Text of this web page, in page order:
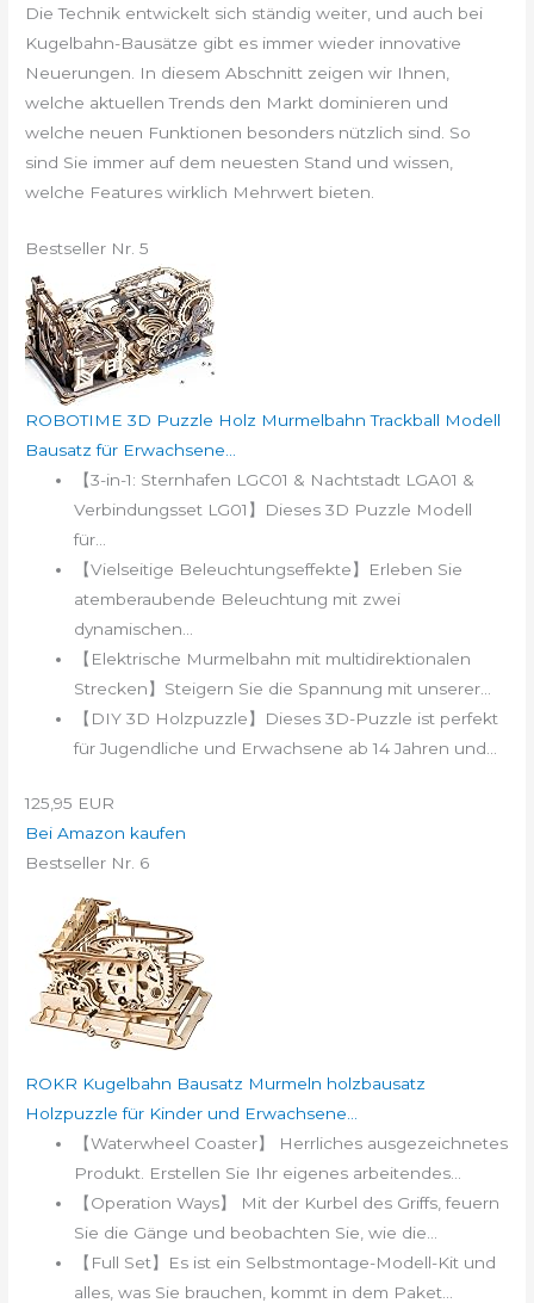
Die Technik entwickelt sich ständig weiter, und auch bei
Kugelbahn-Bausätze gibt es immer wieder innovative
Neuerungen. In diesem Abschnitt zeigen wir Ihnen,
welche aktuellen Trends den Markt dominieren und
welche neuen Funktionen besonders nützlich sind. So
sind Sie immer auf dem neuesten Stand und wissen,
welche Features wirklich Mehrwert bieten.
Bestseller Nr. 5
ROBOTIME 3D Puzzle Holz Murmelbahn Trackball Modell
Bausatz für Erwachsene...
【3-in-1: Sternhafen LGC01 & Nachtstadt LGA01 &
Verbindungsset LG01】Dieses 3D Puzzle Modell
für...
【Vielseitige Beleuchtungseffekte】Erleben Sie
atemberaubende Beleuchtung mit zwei
dynamischen...
【Elektrische Murmelbahn mit multidirektionalen
Strecken】Steigern Sie die Spannung mit unserer...
【DIY 3D Holzpuzzle】Dieses 3D-Puzzle ist perfekt
für Jugendliche und Erwachsene ab 14 Jahren und...
125,95 EUR
Bei Amazon kaufen
Bestseller Nr. 6
ROKR Kugelbahn Bausatz Murmeln holzbausatz
Holzpuzzle für Kinder und Erwachsene...
【Waterwheel Coaster】 Herrliches ausgezeichnetes
Produkt. Erstellen Sie Ihr eigenes arbeitendes...
【Operation Ways】 Mit der Kurbel des Griffs, feuern
Sie die Gänge und beobachten Sie, wie die...
【Full Set】Es ist ein Selbstmontage-Modell-Kit und
alles, was Sie brauchen, kommt in dem Paket...